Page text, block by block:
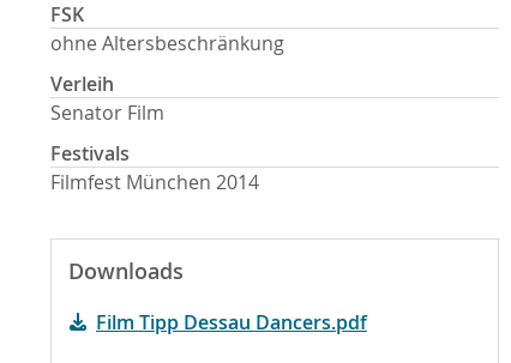
FSK
ohne Altersbeschränkung
Verleih
Senator Film
Festivals
Filmfest München 2014
Downloads
Film Tipp Dessau Dancers.pdf